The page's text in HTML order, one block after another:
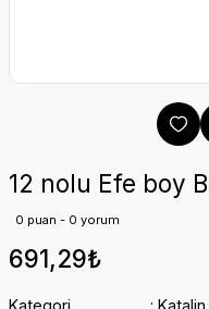
12 nolu Efe boy
0 puan - 0 yorum
691,29₺
Kategori